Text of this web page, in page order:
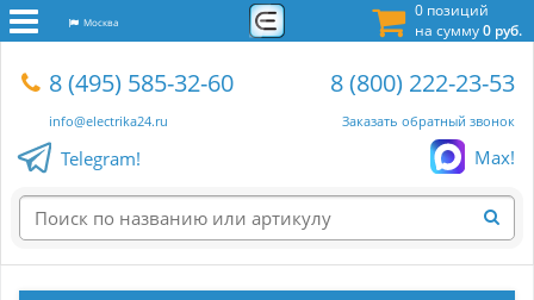
0 позиций
на сумму0 руб.
Москва
8 (495) 585-32-60
info@electrika24.ru
8 (800) 222-23-53
Заказать обратный звонок
Telegram! Max!